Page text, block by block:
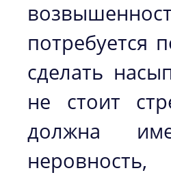
потребуется
сделать
не стоит
должна